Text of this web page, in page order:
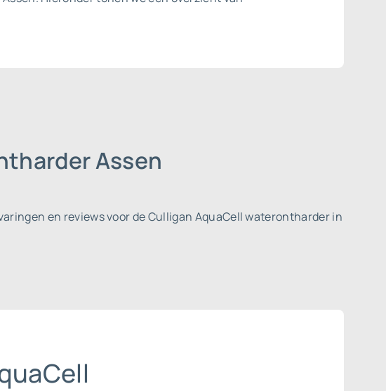
Assen
en reviews voor de Culligan AquaCell waterontharder in